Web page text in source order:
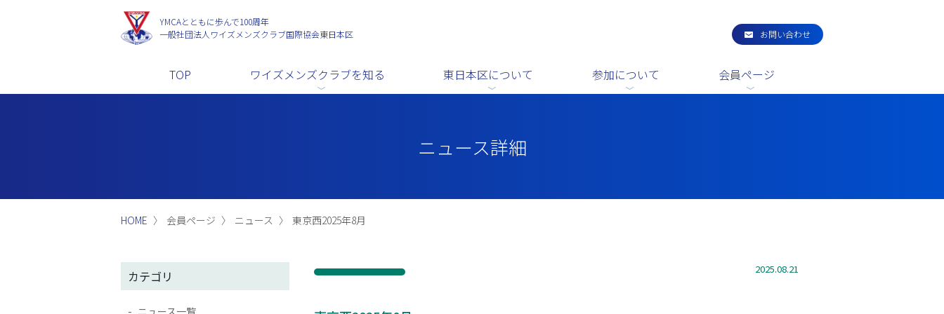
YMCAとともに歩んで100周年
一般社団法人 ワイズメンズクラブ国際協会東日本区 お問い合わせ
TOP ワイズメンズクラブを知る 東日本区について 参加について 会員ページ
ニュース詳細
HOME 会員ページ ニュース 東京西2025年8月
2025.08.21
カテゴリ
ニュース一覧